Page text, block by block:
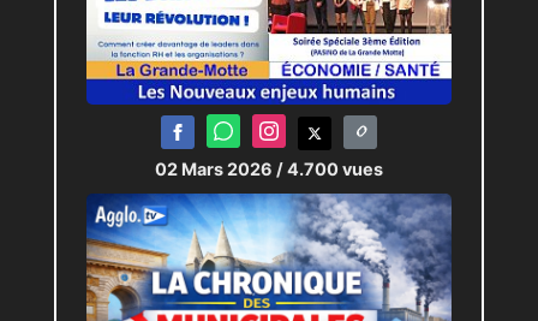
02 Mars 2026 / 4.700 vues